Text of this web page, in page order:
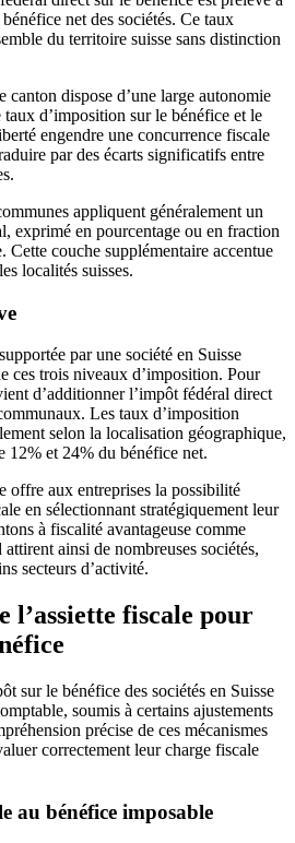
net des sociétés. Ce taux
du territoire suisse sans distinction
canton dispose d’une large autonomie
d’imposition sur le bénéfice et le
engendre une concurrence fiscale
par des écarts significatifs entre
appliquent généralement un
exprimé en pourcentage ou en fraction
Cette couche supplémentaire accentue
localités suisses.
par une société en Suisse
ces trois niveaux d’imposition. Pour
d’additionner l’impôt fédéral direct
Les taux d’imposition
selon la localisation géographique,
12% et 24% du bénéfice net.
offre aux entreprises la possibilité
en sélectionnant stratégiquement leur
à fiscalité avantageuse comme
ainsi de nombreuses sociétés,
secteurs d’activité.
l’assiette fiscale pour
sur le bénéfice des sociétés en Suisse
soumis à certains ajustements
précise de ces mécanismes
correctement leur charge fiscale
au bénéfice imposable